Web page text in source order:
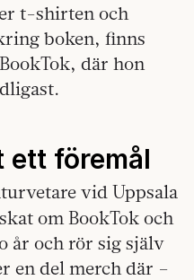
t-shirten och
boken, finns
där hon
ett föremål
vid Uppsala
om BookTok och
år och rör sig själv
en del merch där –